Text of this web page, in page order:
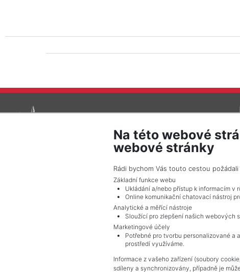
© 2026 Pražské reality - Všechna práva vyhrazena !
Na této webové
webové stránky
Rádi bychom Vás touto cestou
Základní funkce webu
Ukládání a/nebo přístup k informacím v
Online komunikační chatovací nástroj
Analytické a měřící nástroje
Sloužící pro zlepšení našich webových
Marketingové účely
Potřebné pro tvorbu personalizované a
prostředí využíváme.
Informace z vašeho zařízení (soubory
sdíleny a synchronizovány, případně je